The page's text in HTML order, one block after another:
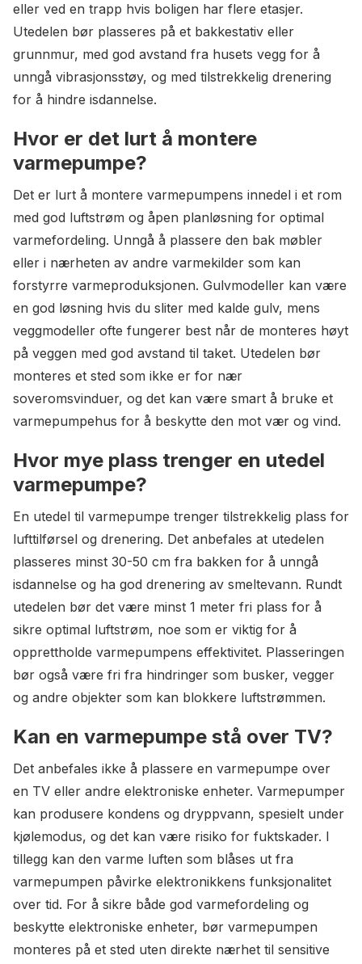
eller ved en trapp hvis boligen har flere etasjer.
Utedelen bør plasseres på et bakkestativ eller
grunnmur, med god avstand fra husets vegg for å
unngå vibrasjonsstøy, og med tilstrekkelig drenering
for å hindre isdannelse.
Hvor er det lurt å montere
varmepumpe?
Det er lurt å montere varmepumpens innedel i et rom
med god luftstrøm og åpen planløsning for optimal
varmefordeling. Unngå å plassere den bak møbler
eller i nærheten av andre varmekilder som kan
forstyrre varmeproduksjonen. Gulvmodeller kan være
en god løsning hvis du sliter med kalde gulv, mens
veggmodeller ofte fungerer best når de monteres høyt
på veggen med god avstand til taket. Utedelen bør
monteres et sted som ikke er for nær
soveromsvinduer, og det kan være smart å bruke et
varmepumpehus for å beskytte den mot vær og vind.
Hvor mye plass trenger en utedel
varmepumpe?
En utedel til varmepumpe trenger tilstrekkelig plass for
lufttilførsel og drenering. Det anbefales at utedelen
plasseres minst 30-50 cm fra bakken for å unngå
isdannelse og ha god drenering av smeltevann. Rundt
utedelen bør det være minst 1 meter fri plass for å
sikre optimal luftstrøm, noe som er viktig for å
opprettholde varmepumpens effektivitet. Plasseringen
bør også være fri fra hindringer som busker, vegger
og andre objekter som kan blokkere luftstrømmen.
Kan en varmepumpe stå over TV?
Det anbefales ikke å plassere en varmepumpe over
en TV eller andre elektroniske enheter. Varmepumper
kan produsere kondens og dryppvann, spesielt under
kjølemodus, og det kan være risiko for fuktskader. I
tillegg kan den varme luften som blåses ut fra
varmepumpen påvirke elektronikkens funksjonalitet
over tid. For å sikre både god varmefordeling og
beskytte elektroniske enheter, bør varmepumpen
monteres på et sted uten direkte nærhet til sensitive